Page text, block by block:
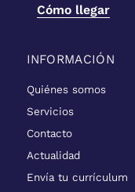
Cómo llegar
INFORMACIÓN
Quiénes somos
Servicios
Contacto
Actualidad
Envía tu currículum